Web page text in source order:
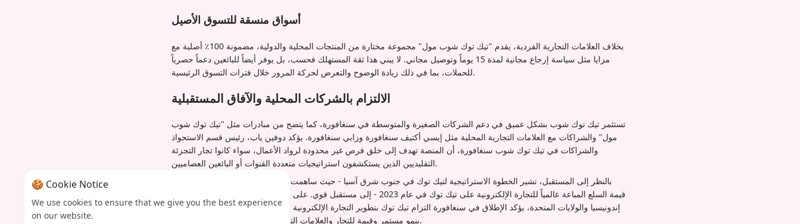
أسواق منسقة للتسوق الأصيل
بخلاف العلامات التجارية الفردية، يقدم "تيك توك شوب مول" مجموعة مختارة من المنتجات المحلية والدولية، مضمونة 100٪ أصلية مع
مزايا مثل سياسة إرجاع مجانية لمدة 15 يوماً وتوصيل مجاني. لا يبني هذا ثقة المستهلك فحسب، بل يوفر أيضاً للبائعين دعماً حصرياً
للحملات، بما في ذلك زيادة الوضوح والتعرض لحركة المرور خلال فترات التسوق الرئيسية.
الالتزام بالشركات المحلية والآفاق المستقبلية
تستثمر تيك توك شوب بشكل عميق في دعم الشركات الصغيرة والمتوسطة في سنغافورة، كما يتضح من مبادرات مثل "تيك توك شوب
مول" والشراكات مع العلامات التجارية المحلية مثل إيسي أكتيف سنغافورة وزابي سنغافورة. يؤكد دوفين ياب، رئيس قسم الاستحواذ
والشراكات في تيك توك شوب سنغافورة، أن المنصة تهدف إلى خلق فرص غير محدودة لرواد الأعمال، سواء كانوا تجار التجزئة
التقليديين الذين يستكشفون استراتيجيات متعددة القنوات أو البائعين العصاميين.
قيمة السلع المباعة عالمياً للتجارة الإلكترونية على تيك توك في عام 2023 - إلى مستقبل قوي. على الرغم من التحديات في أسواق مثل
إندونيسيا والولايات المتحدة، يؤكد الإطلاق في سنغافورة التزام تيك توك بتطوير التجارة الإلكترونية من خلال التسوق الترفيهي، مما يعد
بنمو مستمر وقيمة للتجار والعلامات التجارية في الاقتصاد الرقمي المتطور.
🍪 Cookie Notice
We use cookies to ensure that we give you the best experience
on our website.